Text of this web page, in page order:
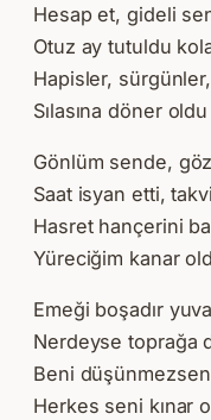
Hesap et, gideli
Otuz ay tutuldu
Hapisler,
Sılasına döner
Gönlüm sende,
Saat isyan etti,
Hasret hançerini
Yüreciğim kanar
Emeği boşadır
Nerdeyse toprağa
Beni
Herkes seni kınar